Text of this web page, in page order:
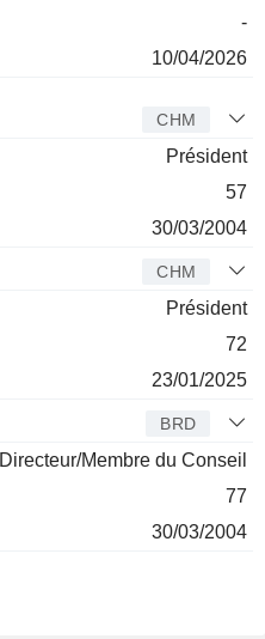
-
10/04/2026
CHM
Président
57
30/03/2004
CHM
Président
72
23/01/2025
BRD
Directeur/Membre du Conseil
77
30/03/2004